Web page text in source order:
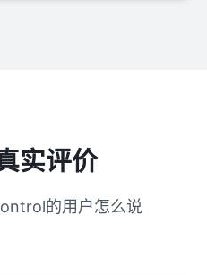
实评价
的用户怎么说